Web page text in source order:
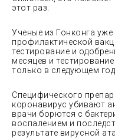
этот раз.
Ученые из Гонконга
профилактической
тестирование и
месяцев и
только в следующем
Специфического
коронавирус убивают
врачи борются с
воспалением и
результате вирусной